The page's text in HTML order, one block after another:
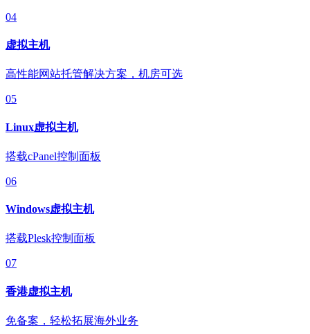
04
虚拟主机
高性能网站托管解决方案，机房可选
05
Linux虚拟主机
搭载cPanel控制面板
06
Windows虚拟主机
搭载Plesk控制面板
07
香港虚拟主机
免备案，轻松拓展海外业务